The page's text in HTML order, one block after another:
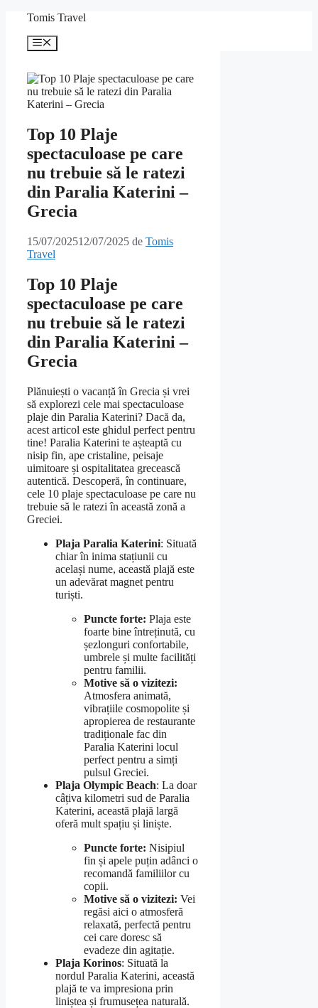
conținut
Tomis Travel
Meniu
Top 10 Plaje
spectaculoase pe care
nu trebuie să le ratezi
din Paralia Katerini –
Grecia
15/07/202512/07/2025 de Tomis
Travel
Top 10 Plaje
spectaculoase pe care
nu trebuie să le ratezi
din Paralia Katerini –
Grecia
Plănuiești o vacanță în Grecia și vrei
să explorezi cele mai spectaculoase
plaje din Paralia Katerini? Dacă da,
acest articol este ghidul perfect pentru
tine! Paralia Katerini te așteaptă cu
nisip fin, ape cristaline, peisaje
uimitoare și ospitalitatea grecească
autentică. Descoperă, în continuare,
cele 10 plaje spectaculoase pe care nu
trebuie să le ratezi în această zonă a
Greciei.
Plaja Paralia Katerini: Situată
chiar în inima stațiunii cu
același nume, această plajă este
un adevărat magnet pentru
turiști.
Puncte forte: Plaja este
foarte bine întreținută, cu
șezlonguri confortabile,
umbrele și multe facilități
pentru familii.
Motive să o vizitezi:
Atmosfera animată,
vibrațiile cosmopolite și
apropierea de restaurante
tradiționale fac din
Paralia Katerini locul
perfect pentru a simți
pulsul Greciei.
Plaja Olympic Beach: La doar
câțiva kilometri sud de Paralia
Katerini, această plajă largă
oferă mult spațiu și liniște.
Puncte forte: Nisipiul
fin și apele puțin adânci o
recomandă familiilor cu
copii.
Motive să o vizitezi: Vei
regăsi aici o atmosferă
relaxată, perfectă pentru
cei care doresc să
evadeze din agitație.
Plaja Korinos: Situată la
nordul Paralia Katerini, această
plajă te va impresiona prin
liniștea și frumusețea naturală.